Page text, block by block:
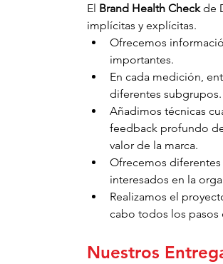
El Brand Health Check de
implícitas y explícitas.
Ofrecemos
importantes.
En cada medición,
diferentes subgrupos.
Añadimos técnicas
feedback profundo
valor de la marca.
Ofrecemos
interesados en la
Realizamos el
cabo todos los
Nuestros